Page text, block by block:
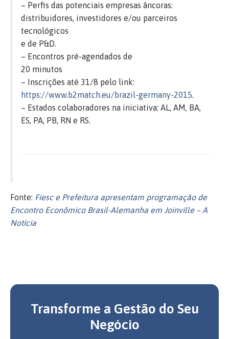
– Perfis das potenciais empresas âncoras:
distribuidores, investidores e/ou parceiros
tecnológicos
e de P&D.
– Encontros pré-agendados de
20 minutos
– Inscrições até 31/8 pelo link:
https://www.b2match.eu/brazil-germany-2015.
– Estados colaboradores na iniciativa: AL, AM, BA,
ES, PA, PB, RN e RS.
Fonte: Fiesc e Prefeitura apresentam programação de
Encontro Econômico Brasil-Alemanha em Joinville – A
Notícia
Transforme a Gestão do Seu
Negócio